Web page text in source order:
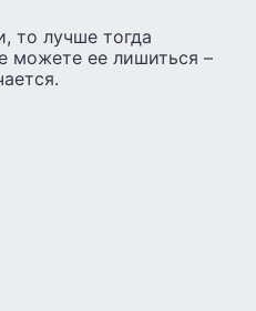
то лучше тогда
можете ее лишиться –